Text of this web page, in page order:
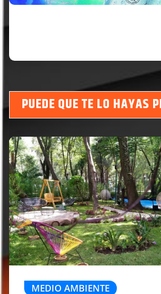
PUEDE QUE TE LO HAYAS
MEDIO AMBIENTE